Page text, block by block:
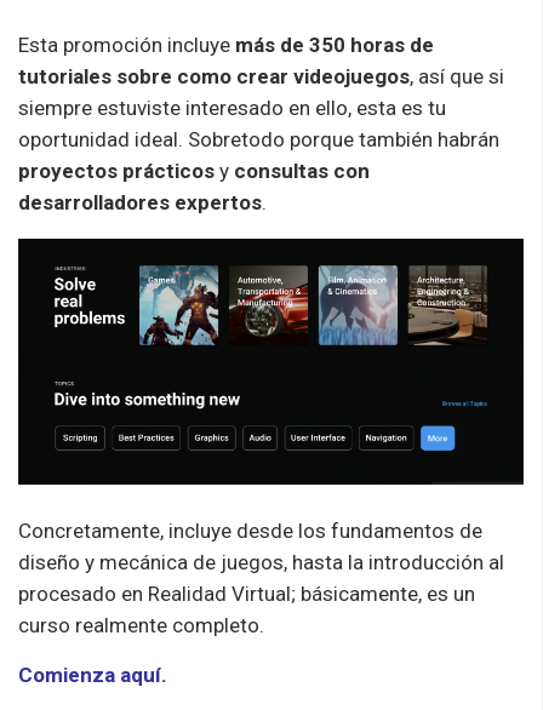
Esta promoción incluye más de 350 horas de
tutoriales sobre como crear videojuegos, así que si
siempre estuviste interesado en ello, esta es tu
oportunidad ideal. Sobretodo porque también habrán
proyectos prácticos y consultas con
desarrolladores expertos.
Concretamente, incluye desde los fundamentos de
diseño y mecánica de juegos, hasta la introducción al
procesado en Realidad Virtual; básicamente, es un
curso realmente completo.
Comienza aquí.